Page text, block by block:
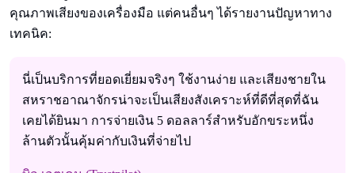
คุณภาพเสียงของเครื่องมือ แต่คนอื่นๆ ได้รายงานปัญหาทาง
เทคนิค:
นี่เป็นบริการที่ยอดเยี่ยมจริงๆ ใช้งานง่าย และเสียงชายใน
สหราชอาณาจักรน่าจะเป็นเสียงสังเคราะห์ที่ดีที่สุดที่ฉัน
เคยได้ยินมา การจ่ายเงิน 5 ดอลลาร์สําหรับอักขระหนึ่ง
ล้านตัวนั้นคุ้มค่ากับเงินที่จ่ายไป